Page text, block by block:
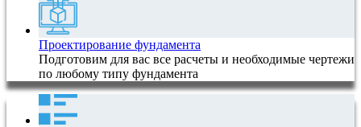
Проектирование фундамента
Подготовим для вас все расчеты и необходимые чертежи
по любому типу фундамента